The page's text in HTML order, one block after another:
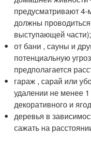
предусматривают
должны
выступающей части);
от бани , сауны и
потенциальную
предполагается
гараж , сарай или
удалении не менее 1
декоративного и
деревья в
сажать на